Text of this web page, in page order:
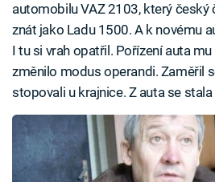
automobilu VAZ 2103, který český
znát jako Ladu 1500. A k novému
I tu si vrah opatřil. Pořízení auta
změnilo modus operandi. Zaměřil
stopovali u krajnice. Z auta se